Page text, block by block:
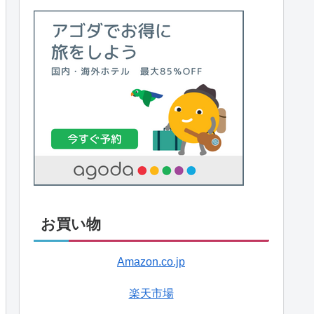
お買い物
Amazon.co.jp
楽天市場